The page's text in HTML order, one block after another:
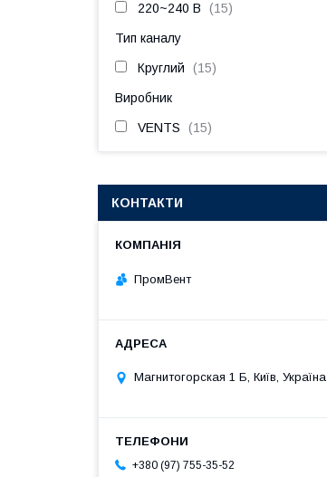
220~240 В 15
Тип каналу
Круглий 15
Виробник
VENTS 15
КОНТАКТИ
ПромВент
Магнитогорская 1 Б, Київ, Україна
+380 (97) 755-35-52